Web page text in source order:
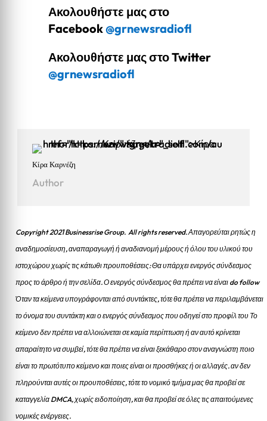
Ακολουθήστε μας στο
Facebook@grnewsradiofl
Ακολουθήστε μας στο Twitter
@grnewsradiofl
Κίρα Καρνέζη
Author
Copyright 2021 Businessrise Group. All rights reserved. Απαγορεύται ρητώς η
αναδημοσίευση, αναπαραγωγή ή αναδιανομή μέρους ή όλου του υλικού του
ιστοχώρου χωρίς τις κάτωθι προυποθέσεις: Θα υπάρχει ενεργός σύνδεσμος
προς το άρθρο ή την σελίδα.Ο ενεργός σύνδεσμος θα πρέπει να είναι do follow
Όταν τα κείμενα υπογράφονται από συντάκτες, τότε θα πρέπει να περιλαμβάνεται
το όνομα του συντάκτη και ο ενεργός σύνδεσμος που οδηγεί στο προφίλ του Το
κείμενο δεν πρέπει να αλλοιώνεται σε καμία περίπτωση ή αν αυτό κρίνεται
απαραίτητο να συμβεί, τότε θα πρέπει να είναι ξεκάθαρο στον αναγνώστη ποιο
είναι το πρωτότυπο κείμενο και ποιες είναι οι προσθήκες ή οι αλλαγές. αν δεν
πληρούνται αυτές οι προυποθέσεις, τότε το νομικό τμήμα μας θα προβεί σε
καταγγελία DMCA, χωρίς ειδοποίηση, και θα προβεί σε όλες τις απαιτούμενες
νομικές ενέργειες.